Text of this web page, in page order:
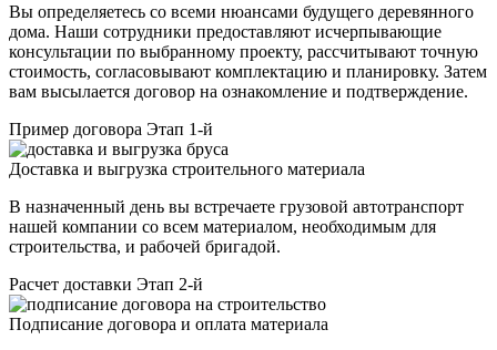
Вы определяетесь со всеми нюансами будущего деревянного
дома. Наши сотрудники предоставляют исчерпывающие
консультации по выбранному проекту, рассчитывают точную
стоимость, согласовывают комплектацию и планировку. Затем
вам высылается договор на ознакомление и подтверждение.
Пример договора Этап 1-й
Доставка и выгрузка строительного материала
В назначенный день вы встречаете грузовой автотранспорт
нашей компании со всем материалом, необходимым для
строительства, и рабочей бригадой.
Расчет доставки Этап 2-й
Подписание договора и оплата материала